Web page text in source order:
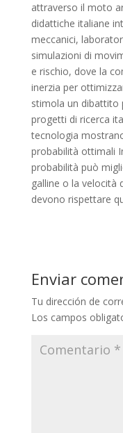
attraverso il moto
didattiche italiane
meccanici,
simulazioni di
e rischio, dove la
inerzia per
stimola un dibattito
progetti di ricerca
tecnologia
probabilità ottimali
probabilità può
galline o la velocità
devono rispettare
Enviar
Tu dirección de
Los campos